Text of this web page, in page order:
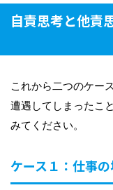
自責思考と他責
これから二つのケー
遭遇してしまったこ
みてください。
ケース１：仕事